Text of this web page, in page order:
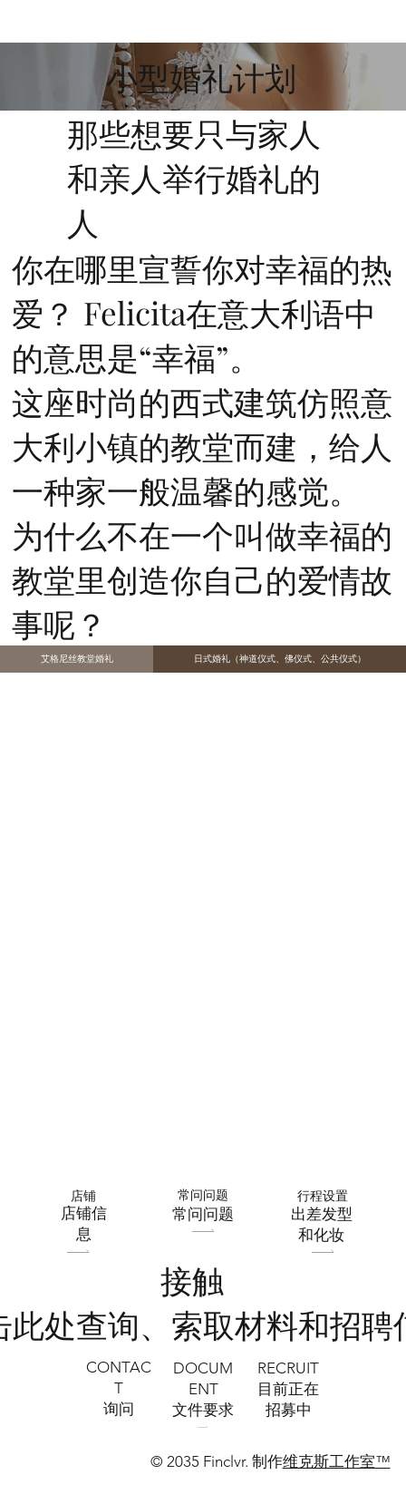
小型婚礼计划
​那些想要只与家人
和亲人举行婚礼的
人
你在哪里宣誓你对幸福的热
爱？ Felicita在意大利语中
的意思是“幸福”。
这座时尚的西式建筑仿照意
大利小镇的教堂而建，给人
一种家一般温馨的感觉。
为什么不在一个叫做幸福的
教堂里创造你自己的爱情故
事呢？
艾格尼丝教堂婚礼 日式婚礼（神道仪式、佛仪式、公共仪式）
© 2035 Finclvr. 制作维克斯工作室™
接触
此处查询、索取材料和招聘
CONTAC
T
询问
DOCUM
ENT
文件要求
RECRUIT
​目前正在
招募中
店铺
​店铺信
息
常问问题
常问问题
行程设置
出差发型
和化妆